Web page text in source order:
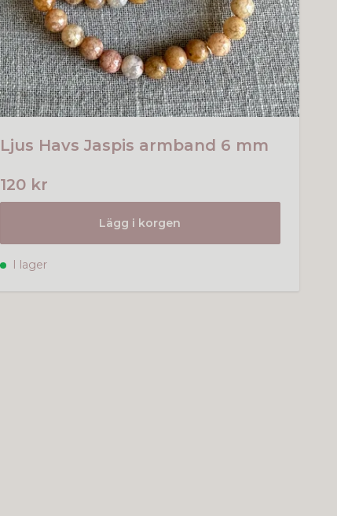
Ljus Havs Jaspis armband 6 mm
120 kr
Lägg i korgen
I lager